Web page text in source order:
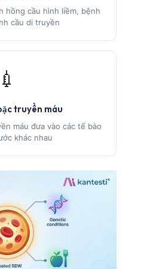
hồng cầu hình liềm, bệnh
cầu di truyền
💉
truyền máu
máu đưa vào các tế bào
khác nhau